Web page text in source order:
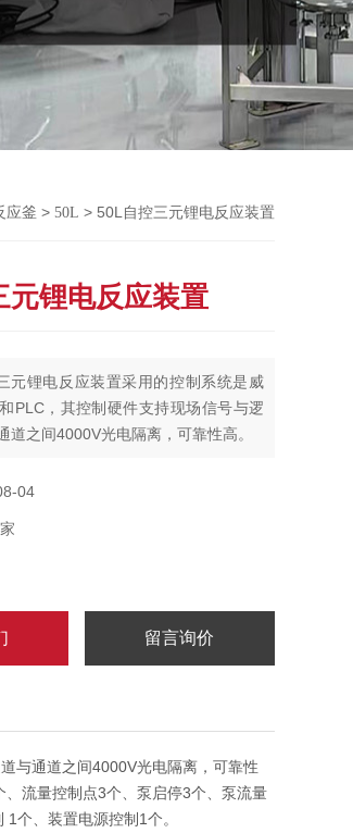
应釜 > 50L > 50L自控三元锂电反应装置
元锂电反应装置
元锂电反应装置采用的控制系统是威
PLC，其控制硬件支持现场信号与逻
道之间4000V光电隔离，可靠性高。
04
留言询价
与通道之间4000V光电隔离，可靠性
流量控制点3个、泵启停3个、泵流量
个、装置电源控制1个。